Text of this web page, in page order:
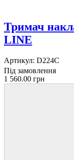
Тримач
LINE
Артикул: D224C
Під замовлення
1 560.00 грн